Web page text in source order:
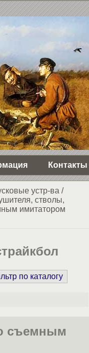
Контакты
устр-ва /
стволы,
имитатором
по каталогу
съемным